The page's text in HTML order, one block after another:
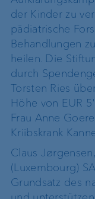
der Kinder zu
pädiatrische
Behandlungen
heilen. Die
durch
Torsten Ries
Höhe von EUR
Frau Anne
Kriibskrank
Claus
(Luxembourg)
Grundsatz des